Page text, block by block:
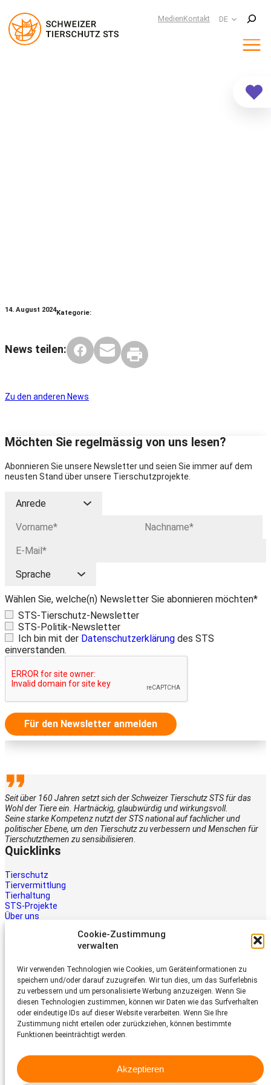
Cookie-Zustimmung
verwalten
Wir verwenden Technologien wie Cookies, um Geräteinformationen zu
speichern und/oder darauf zuzugreifen. Wir tun dies, um das Surferlebnis
zu verbessern und um personalisierte Werbung anzuzeigen. Wenn Sie
diesen Technologien zustimmen, können wir Daten wie das Surfverhalten
oder eindeutige IDs auf dieser Website verarbeiten. Wenn Sie Ihre
Zustimmung nicht erteilen oder zurückziehen, können bestimmte
Funktionen beeinträchtigt werden.
Akzeptieren
MedienKontakt DE
Suchen
14. August 2024Kategorie:
News teilen:
Zu den anderen News
Möchten Sie regelmässig von uns lesen?
Abonnieren Sie unsere Newsletter und seien Sie immer auf dem
neusten Stand über unsere Tierschutzprojekte.
Wählen Sie, welche(n) Newsletter Sie abonnieren möchten*
STS-Tierschutz-Newsletter
STS-Politik-Newsletter
Ich bin mit der Datenschutzerklärung des STS
einverstanden.
Für den Newsletter anmelden
Seit über 160 Jahren setzt sich der Schweizer Tierschutz STS für das
Wohl der Tiere ein. Hartnäckig, glaubwürdig und wirkungsvoll.
Seine starke Kompetenz nutzt der STS national auf fachlicher und
politischer Ebene, um den Tierschutz zu verbessern und Menschen für
Tierschutzthemen zu sensibilisieren.
Quicklinks
Tierschutz
Tiervermittlung
Tierhaltung
STS-Projekte
Über uns
Tiere brauchen Hilfe – auch Ihre.
Unterstützen Sie die Arbeit des
Schweizer Tierschutz STS.
Jetzt spenden
Schweizer Tierschutz STS
CH-4053 Basel